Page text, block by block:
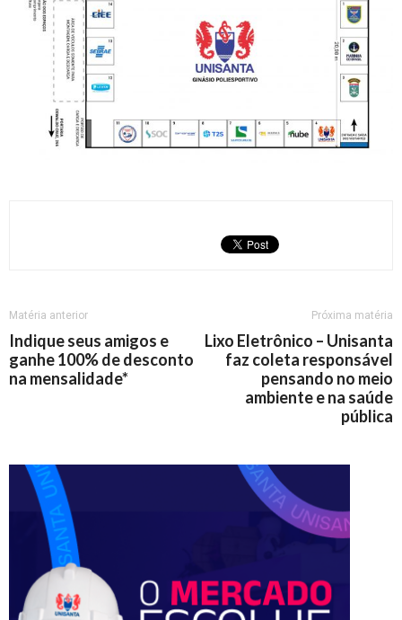
Matéria anterior
Indique seus amigos e
ganhe 100% de desconto
na mensalidade*
Próxima matéria
Lixo Eletrônico – Unisanta
faz coleta responsável
pensando no meio
ambiente e na saúde
pública